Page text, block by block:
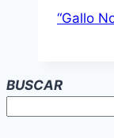
“Gallo
BUSCAR